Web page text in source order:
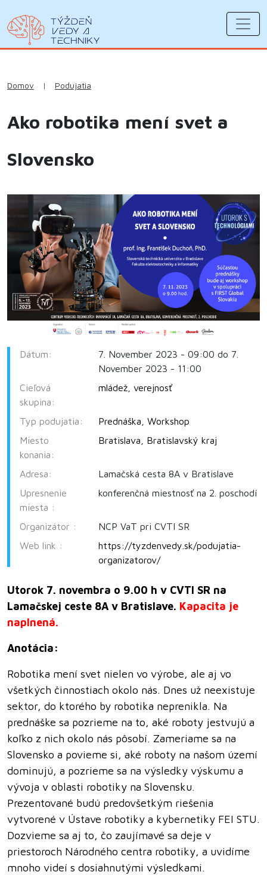
Domov | Podujatia
Ako robotika mení svet a
Slovensko
Dátum:
7. November 2023 - 09:00 do 7.
November 2023 - 11:00
Cieľová
skupina:
mládež, verejnosť
Typ podujatia: Prednáška
Workshop
Miesto
konania:
Bratislava Bratislavský kraj
Adresa:
Lamačská cesta 8A v Bratislave
Upresnenie
miesta :
konferenčná miestnosť na 2. poschodí
Organizátor :
NCP VaT pri CVTI SR
Web link :
https://tyzdenvedy.sk/podujatia-
organizatorov/
Utorok 7. novembra o 9.00 h v CVTI SR na
Lamačskej ceste 8A v Bratislave. Kapacita je
naplnená.
Anotácia:
Robotika mení svet nielen vo výrobe, ale aj vo
všetkých činnostiach okolo nás. Dnes už neexistuje
sektor, do ktorého by robotika neprenikla. Na
prednáške sa pozrieme na to, aké roboty jestvujú a
koľko z nich okolo nás pôsobí. Zameriame sa na
Slovensko a povieme si, aké roboty na našom území
dominujú, a pozrieme sa na výsledky výskumu a
vývoja v oblasti robotiky na Slovensku.
Prezentované budú predovšetkým riešenia
vytvorené v Ústave robotiky a kybernetiky FEI STU.
Dozvieme sa aj to, čo zaujímavé sa deje v
priestoroch Národného centra robotiky, a uvidíme
mnoho videí s dosiahnutými výsledkami.